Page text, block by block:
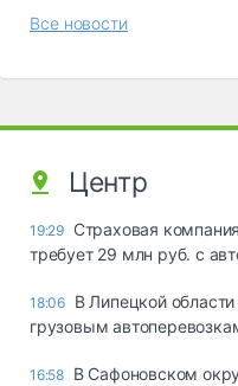
Все новости
Центр
19:29 Страховая
требует 29 млн руб. с
18:06 В Липецкой
грузовым
16:58 В Сафоновском